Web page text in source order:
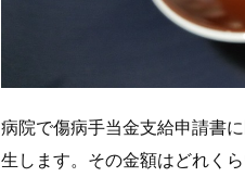
病院で傷病手当金支給申請書
生します。その金額はどれく